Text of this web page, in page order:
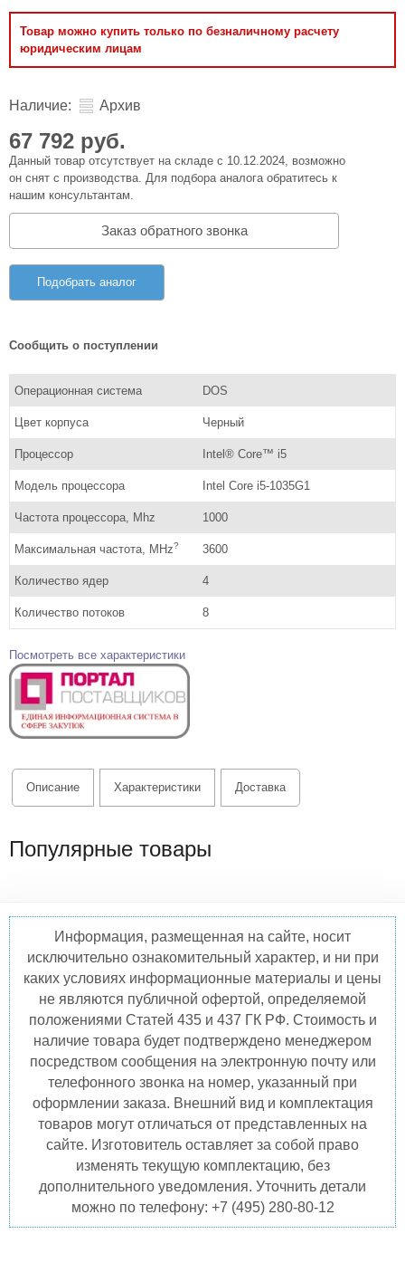
Товар можно купить только по безналичному расчету
юридическим лицам
Наличие: Архив
67 792 руб.
Данный товар отсутствует на складе с 10.12.2024, возможно
он снят с производства. Для подбора аналога обратитесь к
нашим консультантам.
Заказ обратного звонка
Подобрать аналог
Сообщить о поступлении
Операционная система DOS
Цвет корпуса Черный
Процессор Intel® Core™ i5
Модель процессора Intel Core i5-1035G1
Частота процессора, Mhz 1000
Максимальная частота, MHz? 3600
Количество ядер 4
Количество потоков 8
Посмотреть все характеристики
Описание Характеристики Доставка
Популярные товары
Информация, размещенная на сайте, носит
исключительно ознакомительный характер, и ни при
каких условиях информационные материалы и цены
не являются публичной офертой, определяемой
положениями Статей 435 и 437 ГК РФ. Стоимость и
наличие товара будет подтверждено менеджером
посредством сообщения на электронную почту или
телефонного звонка на номер, указанный при
оформлении заказа. Внешний вид и комплектация
товаров могут отличаться от представленных на
сайте. Изготовитель оставляет за собой право
изменять текущую комплектацию, без
дополнительного уведомления. Уточнить детали
можно по телефону: +7 (495) 280-80-12